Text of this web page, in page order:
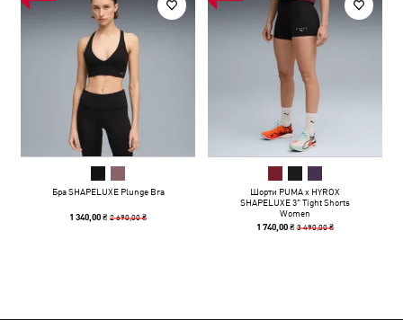
Бра SHAPELUXE Plunge Bra
1 340,00 ₴2 690,00 ₴
Шорти PUMA x HYROX
SHAPELUXE 3" Tight Shorts
Women
1 740,00 ₴3 490,00 ₴